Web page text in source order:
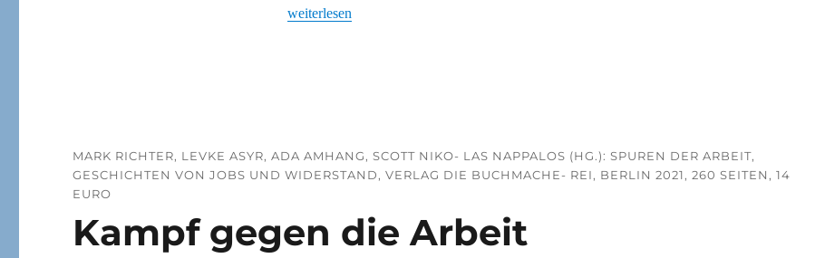
„Klassen- und Identitätspolitik“
weiterlesen
MARK RICHTER, LEVKE ASYR, ADA AMHANG, SCOTT NIKO- LAS NAPPALOS (HG.): SPUREN DER ARBEIT,
GESCHICHTEN VON JOBS UND WIDERSTAND, VERLAG DIE BUCHMACHE- REI, BERLIN 2021, 260 SEITEN, 14
EURO
Kampf gegen die Arbeit